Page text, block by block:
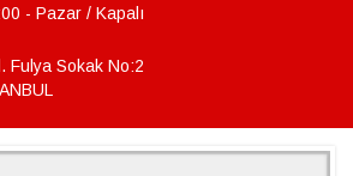
- Pazar / Kapalı
Fulya Sokak No:2